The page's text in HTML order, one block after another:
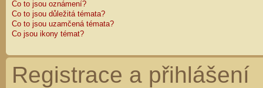
Co to jsou oznámení?
Co to jsou důležitá témata?
Co to jsou uzamčená témata?
Co jsou ikony témat?
Registrace a přihlášení